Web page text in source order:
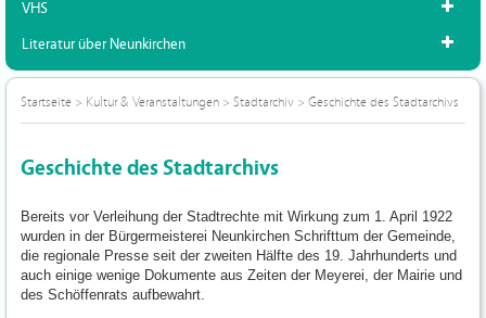
VHS
Literatur über Neunkirchen
Startseite > Kultur & Veranstaltungen > Stadtarchiv > Geschichte des Stadtarchivs
Geschichte des Stadtarchivs
Bereits vor Verleihung der Stadtrechte mit Wirkung zum 1. April 1922
wurden in der Bürgermeisterei Neunkirchen Schrifttum der Gemeinde,
die regionale Presse seit der zweiten Hälfte des 19. Jahrhunderts und
auch einige wenige Dokumente aus Zeiten der Meyerei, der Mairie und
des Schöffenrats aufbewahrt.